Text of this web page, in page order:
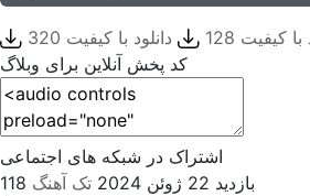
کیفیت 128
دانلود با کیفیت 320
کد پخش آنلاین برای وبلاگ
اشتراک در شبکه های اجتماعی
118 بازدید 22 ژوئن 2024
تک آهنگ